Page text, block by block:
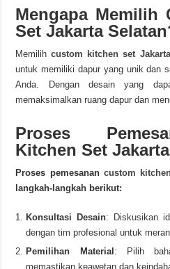
Mengapa Memilih
Set Jakarta
Memilihcustom kitchen set
untuk memiliki dapur yang unik dan
Anda. Dengan desain yang
memaksimalkan ruang dapur dan
Proses
Kitchen Set
Proses pemesanan custom
langkah-langkah berikut:
Konsultasi Desain: Diskusikan
dengan tim profesional untuk
Pemilihan Material : Pilih
memastikan keawetan dan